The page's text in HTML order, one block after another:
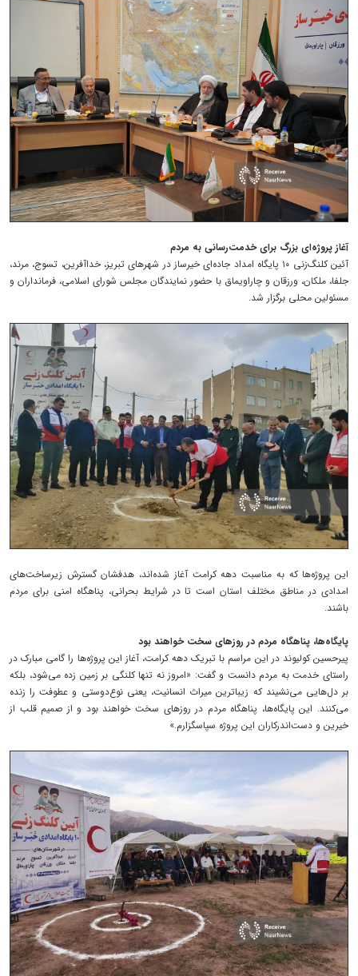
آغاز پروژه‌ای بزرگ برای خدمت‌رسانی به مردم
آئین کلنگ‌زنی ۱۰ پایگاه امداد جاده‌ای خیرساز در شهرهای تبریز، خداآفرین، تسوج، مرند،
جلفا، ملکان، ورزقان و چاراویماق با حضور نمایندگان مجلس شورای اسلامی، فرمانداران و
مسئولین محلی برگزار شد.
این پروژه‌ها که به مناسبت دهه کرامت آغاز شده‌اند، هدفشان گسترش زیرساخت‌های
امدادی در مناطق مختلف استان است تا در شرایط بحرانی، پناهگاه امنی برای مردم
باشند.
پایگاه‌ها، پناهگاه مردم در روزهای سخت خواهند بود
پیرحسین کولیوند در این مراسم با تبریک دهه کرامت، آغاز این پروژه‌ها را گامی مبارک در
راستای خدمت به مردم دانست و گفت: «امروز نه تنها کلنگی بر زمین زده می‌شود، بلکه
بر دل‌هایی می‌نشیند که زیباترین میراث انسانیت، یعنی نوع‌دوستی و عطوفت را زنده
می‌کنند. این پایگاه‌ها، پناهگاه مردم در روزهای سخت خواهند بود و از صمیم قلب از
خیرین و دست‌اندرکاران این پروژه سپاسگزارم.»